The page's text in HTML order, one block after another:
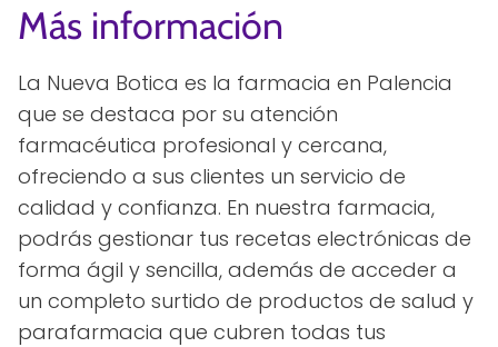
Más información
La Nueva Botica es la farmacia en Palencia
que se destaca por su atención
farmacéutica profesional y cercana,
ofreciendo a sus clientes un servicio de
calidad y confianza. En nuestra farmacia,
podrás gestionar tus recetas electrónicas de
forma ágil y sencilla, además de acceder a
un completo surtido de productos de salud y
parafarmacia que cubren todas tus